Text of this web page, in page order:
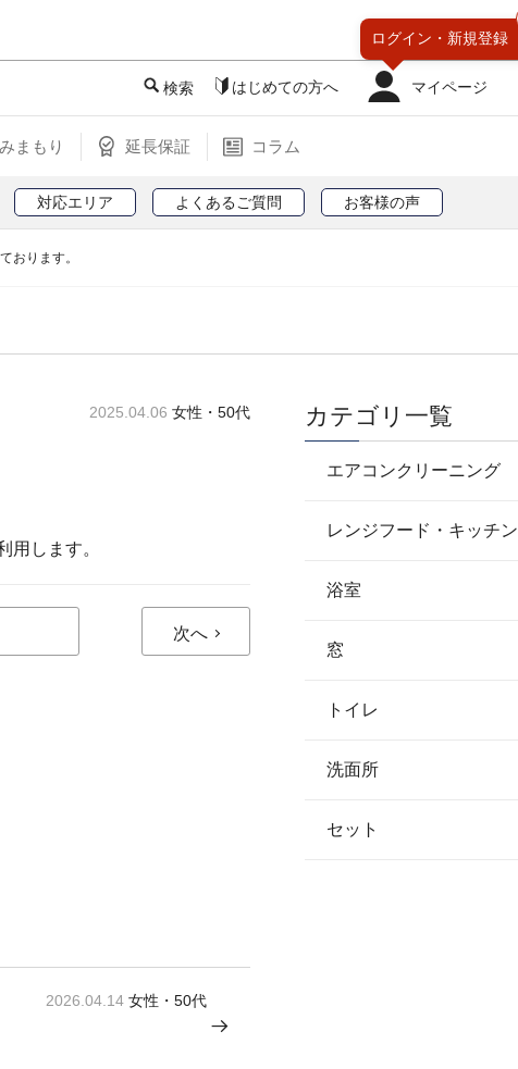
検索 はじめての方へ マイページ
ログイン・ 新規登録
みまもり 延長保証 コラム
対応エリア よくあるご質問 お客様の声
おります。
2025.04.06 女性・50代
用します。
次へ
カテゴリ一覧
エアコンクリーニング
レンジフード・キッチン
浴室
窓
トイレ
洗面所
セット
2026.04.14 女性・50代